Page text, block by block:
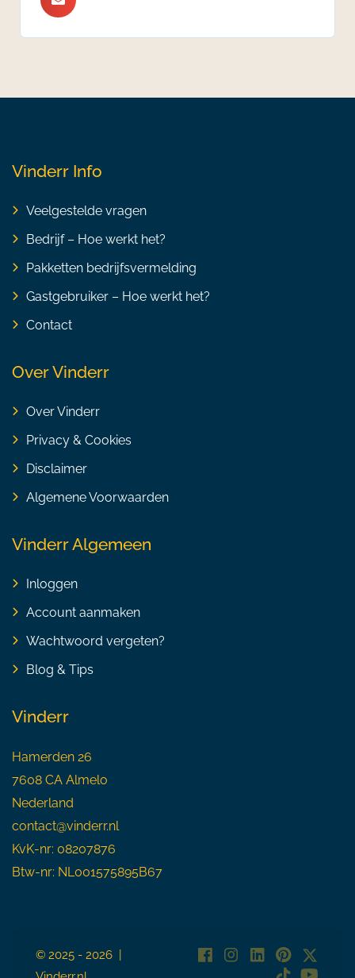
Vinderr Info
Veelgestelde vragen
Bedrijf – Hoe werkt het?
Pakketten bedrijfsvermelding
Gastgebruiker – Hoe werkt het?
Contact
Over Vinderr
Over Vinderr
Privacy & Cookies
Disclaimer
Algemene Voorwaarden
Vinderr Algemeen
Inloggen
Account aanmaken
Wachtwoord vergeten?
Blog & Tips
Vinderr
Hamerden 26
7608 CA Almelo
Nederland
contact@vinderr.nl
KvK-nr: 08207876
Btw-nr: NL001575895B67
© 2025 - 2026 |